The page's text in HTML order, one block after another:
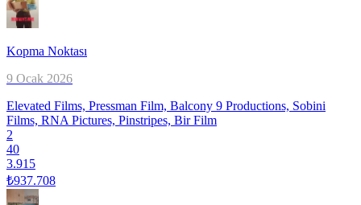
Kopma Noktası
9 Ocak 2026
Elevated Films, Pressman Film, Balcony 9 Productions, Sobini
Films, RNA Pictures, Pinstripes, Bir Film
2
40
3.915
₺937.708